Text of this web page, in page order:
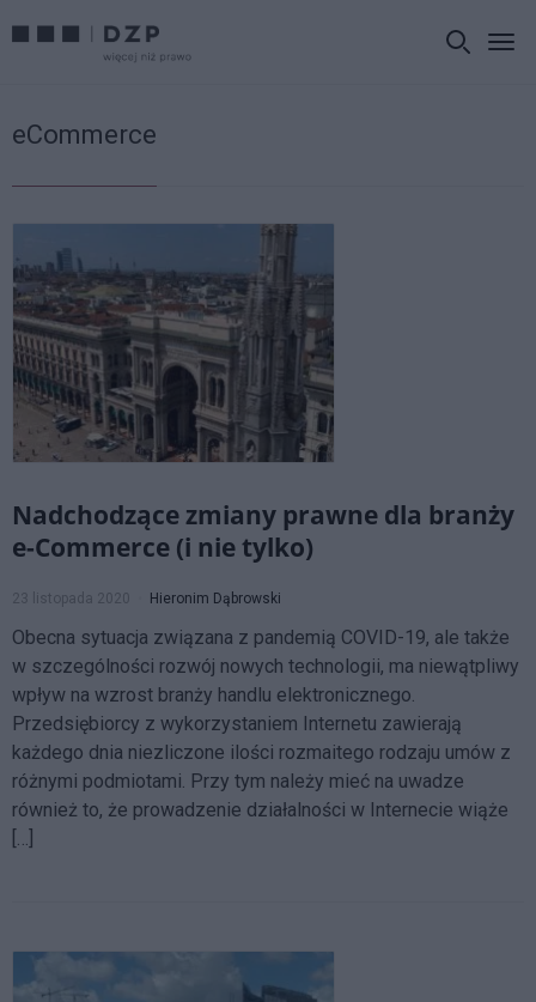
eCommerce
Nadchodzące zmiany prawne dla branży
e-Commerce (i nie tylko)
23 listopada 2020 Hieronim Dąbrowski
Obecna sytuacja związana z pandemią COVID-19, ale także
w szczególności rozwój nowych technologii, ma niewątpliwy
wpływ na wzrost branży handlu elektronicznego.
Przedsiębiorcy z wykorzystaniem Internetu zawierają
każdego dnia niezliczone ilości rozmaitego rodzaju umów z
różnymi podmiotami. Przy tym należy mieć na uwadze
również to, że prowadzenie działalności w Internecie wiąże